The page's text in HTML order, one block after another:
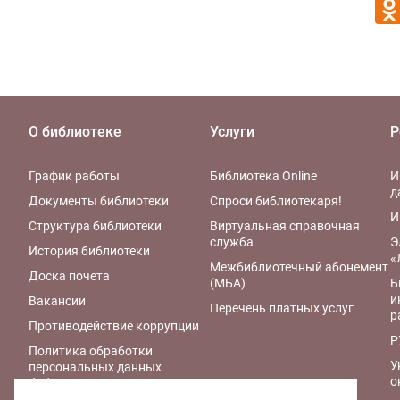
О библиотеке
График работы
Документы библиотеки
Структура библиотеки
История библиотеки
Доска почета
Вакансии
Противодействие коррупции
Политика обработки
персональных данных
библиотеки
Услуги
Библиотека Online
Спроси библиотекаря!
Виртуальная справочная
служба
Межбиблиотечный абонемент
(МБА)
Перечень платных услуг